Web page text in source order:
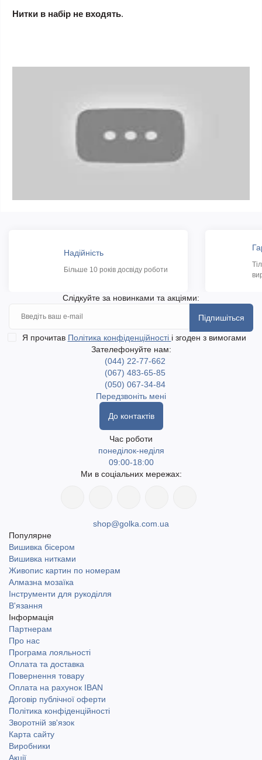
Нитки в набір не входять.
Надійність
Більше 10 років досвіду роботи
Слідкуйте за новинками та акціями:
Підпишіться
Я прочитав Політика конфіденційності і згоден з вимогами
Зателефонуйте нам:
(044) 22-77-662
(067) 483-65-85
(050) 067-34-84
Передзвоніть мені
До контактів
Час роботи
понеділок-неділя
09:00-18:00
Ми в соціальних мережах:
shop@golka.com.ua
Популярне
Вишивка бісером
Вишивка нитками
Живопис картин по номерам
Алмазна мозаїка
Інструменти для рукоділля
В'язання
Інформація
Партнерам
Про нас
Програма лояльності
Оплата та доставка
Повернення товару
Оплата на рахунок IBAN
Договір публічної оферти
Політика конфіденційності
Зворотній зв'язок
Карта сайту
Виробники
Акції